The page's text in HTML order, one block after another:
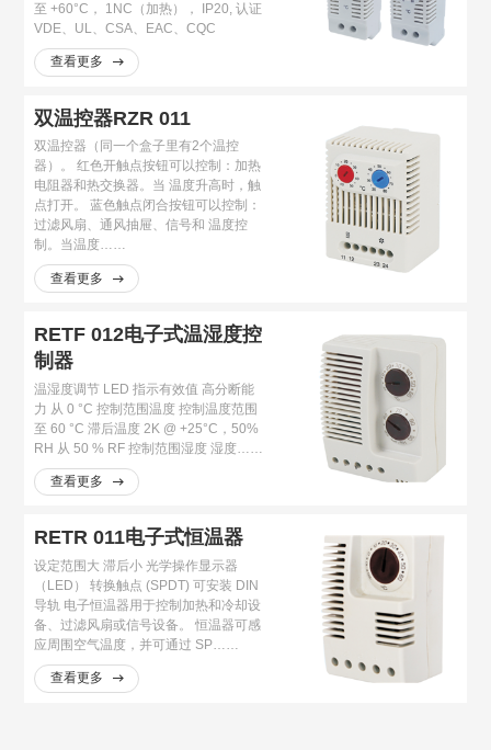
至 +60°C， 1NC（加热）， IP20, 认证
VDE、UL、CSA、EAC、CQC
查看更多
双温控器RZR 011
双温控器（同一个盒子里有2个温控
器）。 红色开触点按钮可以控制：加热
电阻器和热交换器。当 温度升高时，触
点打开。 蓝色触点闭合按钮可以控制：
过滤风扇、通风抽屉、信号和 温度控
制。当温度……
查看更多
RETF 012电子式温湿度控
制器
温湿度调节 LED 指示有效值 高分断能
力 从 0 °C 控制范围温度 控制温度范围
至 60 °C 滞后温度 2K @ +25°C，50%
RH 从 50 % RF 控制范围湿度 湿度……
查看更多
RETR 011电子式恒温器
设定范围大 滞后小 光学操作显示器
（LED） 转换触点 (SPDT) 可安装 DIN
导轨 电子恒温器用于控制加热和冷却设
备、过滤风扇或信号设备。 恒温器可感
应周围空气温度，并可通过 SP……
查看更多